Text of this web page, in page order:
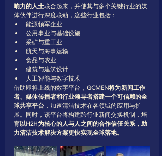
响力的人士联合起来，并使其与多个关键行业的媒
体伙伴进行深度联动，这些行业包括：
能源领军企业
公用事业与基础设施
采矿与重工业
航天与海事运输
食品与农业
建筑与建筑设计
人工智能与数字技术
借助即将上线的数字平台， GCMEN将为新闻工作
者、媒体传播者和行业领导者搭建一个可信赖的全
球共享平台 ，加速清洁技术在各领域的应用与扩
展。同时，该平台将构建跨行业新闻交换机制，培
育以H2H为核心的人与人之间的合作信任关系，助
力清洁技术解决方案更快实现全球落地。